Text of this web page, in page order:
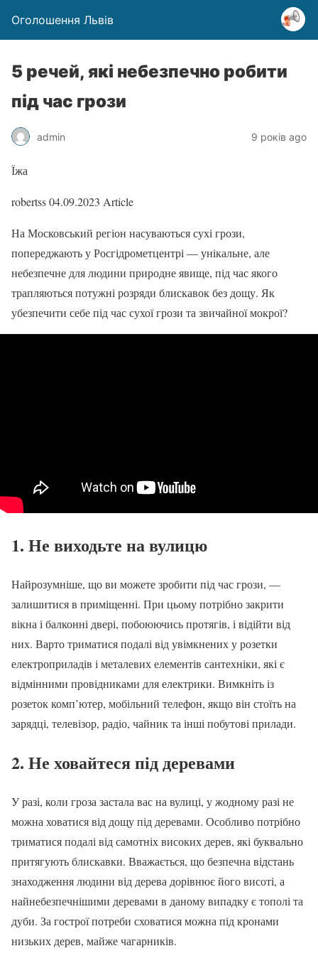
Оголошення Львів
5 речей, які небезпечно робити
під час грози
admin 9 років ago
Їжа
robertss04.09.2023 Article
На Московський регіон насуваються сухі грози,
попереджають у Росгідрометцентрі — унікальне, але
небезпечне для людини природне явище, під час якого
трапляються потужні розряди блискавок без дощу. Як
убезпечити себе під час сухої грози та звичайної мокрої?
1. Не виходьте на вулицю
Найрозумніше, що ви можете зробити під час грози, —
залишитися в приміщенні. При цьому потрібно закрити
вікна і балконні двері, побоюючись протягів, і відійти від
них. Варто триматися подалі від увімкнених у розетки
електроприладів і металевих елементів сантехніки, які є
відмінними провідниками для електрики. Вимкніть із
розеток комп’ютер, мобільний телефон, якщо він стоїть на
зарядці, телевізор, радіо, чайник та інші побутові прилади.
2. Не ховайтеся під деревами
У разі, коли гроза застала вас на вулиці, у жодному разі не
можна ховатися від дощу під деревами. Особливо потрібно
триматися подалі від самотніх високих дерев, які буквально
притягують блискавки. Вважається, що безпечна відстань
знаходження людини від дерева дорівнює його висоті, а
найнебезпечнішими деревами в даному випадку є тополі та
дуби. За гострої потреби сховатися можна під кронами
низьких дерев, майже чагарників.